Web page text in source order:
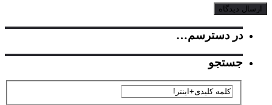
در دسترسم…
جستجو